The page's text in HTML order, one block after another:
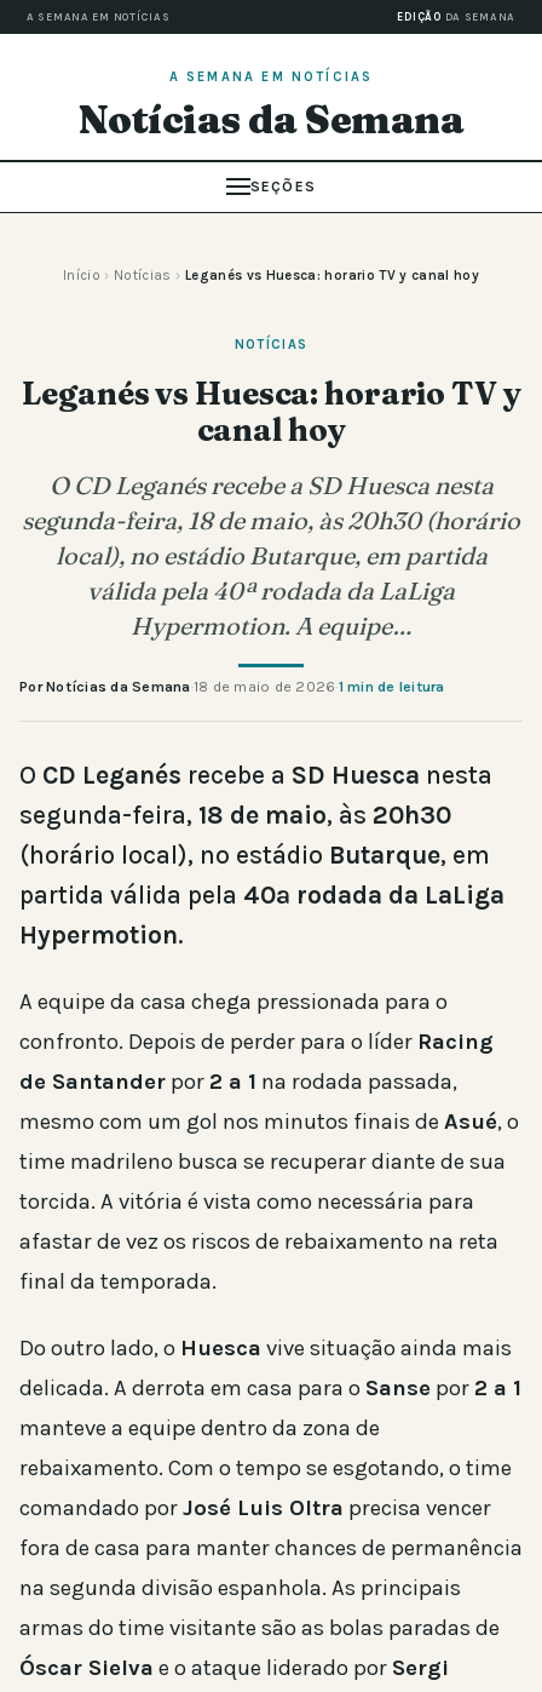
A SEMANA EM NOTÍCIAS EDIÇÃO DA SEMANA
A SEMANA EM NOTÍCIAS
Notícias da Semana
SEÇÕES
Início › Notícias › Leganés vs Huesca: horario TV y canal hoy
NOTÍCIAS
Leganés vs Huesca: horario TV y
canal hoy
O CD Leganés recebe a SD Huesca nesta
segunda-feira, 18 de maio, às 20h30 (horário
local), no estádio Butarque, em partida
válida pela 40ª rodada da LaLiga
Hypermotion. A equipe…
Por Notícias da Semana·18 de maio de 2026·1 min de leitura
O CD Leganés recebe a SD Huesca nesta
segunda-feira, 18 de maio, às 20h30
(horário local), no estádio Butarque, em
partida válida pela 40ª rodada da LaLiga
Hypermotion.
A equipe da casa chega pressionada para o
confronto. Depois de perder para o líder Racing
de Santander por 2 a 1 na rodada passada,
mesmo com um gol nos minutos finais de Asué, o
time madrileno busca se recuperar diante de sua
torcida. A vitória é vista como necessária para
afastar de vez os riscos de rebaixamento na reta
final da temporada.
Do outro lado, o Huesca vive situação ainda mais
delicada. A derrota em casa para o Sanse por 2 a 1
manteve a equipe dentro da zona de
rebaixamento. Com o tempo se esgotando, o time
comandado porJosé Luis Oltra precisa vencer
fora de casa para manter chances de permanência
na segunda divisão espanhola. As principais
armas do time visitante são as bolas paradas de
Óscar Sielva e o ataque liderado por Sergi